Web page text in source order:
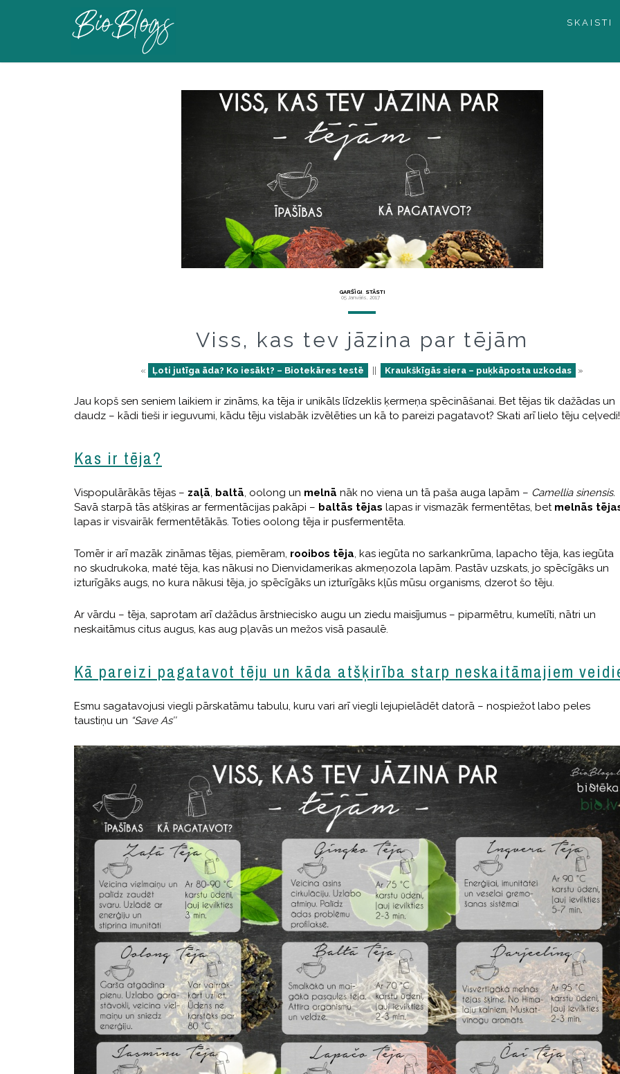
SKAISTI
GARŠĪGI, STĀSTI
05 Janvāris, 2017
Viss, kas tev jāzina par tējām
« Ļoti jutīga āda? Ko iesākt? – Biotekāres testē Kraukškīgās siera – puķkāposta uzkodas »
Jau kopš sen seniem laikiem ir zināms, ka tēja ir unikāls līdzeklis ķermeņa spēcināšanai. Bet tējas tik dažādas un
daudz – kādi tieši ir ieguvumi, kādu tēju vislabāk izvēlēties un kā to pareizi pagatavot? Skati arī lielo tēju ceļvedi!
Kas ir tēja?
Vispopulārākās tējas – zaļā, baltā, oolong un melnā nāk no viena un tā paša auga lapām – Camellia sinensis.
Savā starpā tās atšķiras ar fermentācijas pakāpi – baltās tējas lapas ir vismazāk fermentētas, bet melnās
lapas ir visvairāk fermentētākās. Toties oolong tēja ir pusfermentēta.
Tomēr ir arī mazāk zināmas tējas, piemēram, rooibos tēja, kas iegūta no sarkankrūma, lapacho tēja, kas iegūta
no skudrukoka, maté tēja, kas nākusi no Dienvidamerikas akmeņozola lapām. Pastāv uzskats, jo spēcīgāks un
izturīgāks augs, no kura nākusi tēja, jo spēcīgāks un izturīgāks kļūs mūsu organisms, dzerot šo tēju.
Ar vārdu – tēja, saprotam arī dažādus ārstniecisko augu un ziedu maisījumus – piparmētru, kumelīti, nātri un
neskaitāmus citus augus, kas aug pļavās un mežos visā pasaulē.
Kā pareizi pagatavot tēju un kāda atšķirība starp neskaitāmajiem
Esmu sagatavojusi viegli pārskatāmu tabulu, kuru vari arī viegli lejupielādēt datorā – nospiežot labo peles
taustiņu un “Save As’’